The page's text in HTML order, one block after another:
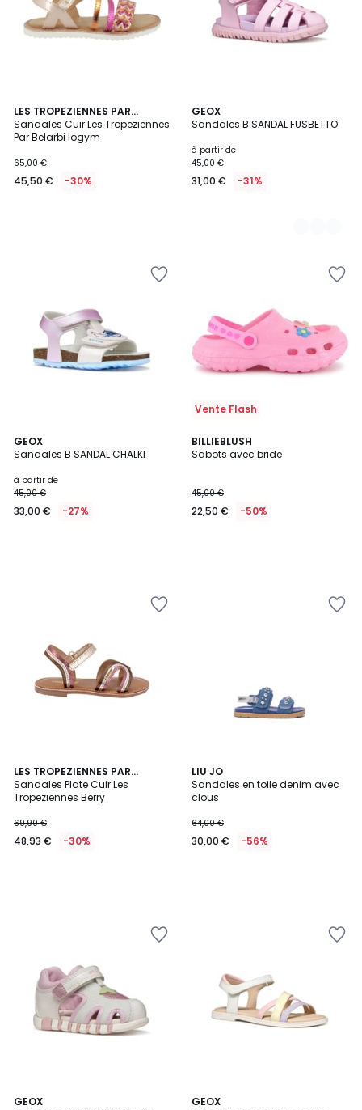
LES TROPEZIENNES PAR
M.BELARBI
Sandales Cuir Les Tropeziennes
Par Belarbi Iogym
65,00 €
45,50 € -30%
GEOX
Sandales B SANDAL FUSBETTO
à partir de
45,00 €
31,00 € -31%
2
Couleurs
GEOX
Sandales B SANDAL CHALKI
à partir de
45,00 €
33,00 € -27%
Vente Flash
BILLIEBLUSH
Sabots avec bride
45,00 €
22,50 € -50%
LES TROPEZIENNES PAR
M.BELARBI
Sandales Plate Cuir Les
Tropeziennes Berry
69,90 €
48,93 € -30%
LIU JO
Sandales en toile denim avec
clous
64,00 €
30,00 € -56%
GEOX
2
GEOX
5